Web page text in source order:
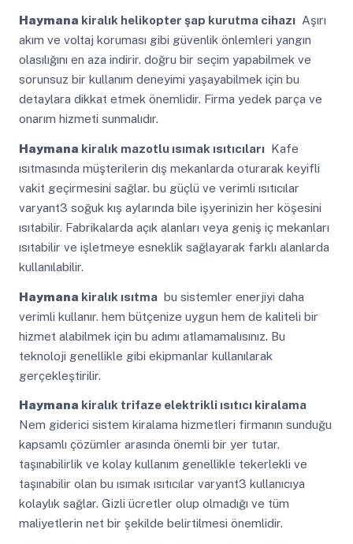
Haymana kiralık helikopter şap kurutma cihazıAşırı
akım ve voltaj koruması gibi güvenlik önlemleri yangın
olasılığını en aza indirir. doğru bir seçim yapabilmek ve
sorunsuz bir kullanım deneyimi yaşayabilmek için bu
detaylara dikkat etmek önemlidir. Firma yedek parça ve
onarım hizmeti sunmalıdır.
Haymana kiralık mazotlu ısımak ısıtıcılarıKafe
ısıtmasında müşterilerin dış mekanlarda oturarak keyifli
vakit geçirmesini sağlar. bu güçlü ve verimli ısıtıcılar
varyant3 soğuk kış aylarında bile işyerinizin her köşesini
ısıtabilir. Fabrikalarda açık alanları veya geniş iç mekanları
ısıtabilir ve işletmeye esneklik sağlayarak farklı alanlarda
kullanılabilir.
Haymana kiralık ısıtmabu sistemler enerjiyi daha
verimli kullanır. hem bütçenize uygun hem de kaliteli bir
hizmet alabilmek için bu adımı atlamamalısınız. Bu
teknoloji genellikle gibi ekipmanlar kullanılarak
gerçekleştirilir.
Haymana kiralık trifaze elektrikli ısıtıcı kiralama
Nem giderici sistem kiralama hizmetleri firmanın sunduğu
kapsamlı çözümler arasında önemli bir yer tutar.
taşınabilirlik ve kolay kullanım genellikle tekerlekli ve
taşınabilir olan bu ısımak ısıtıcılar varyant3 kullanıcıya
kolaylık sağlar. Gizli ücretler olup olmadığı ve tüm
maliyetlerin net bir şekilde belirtilmesi önemlidir.